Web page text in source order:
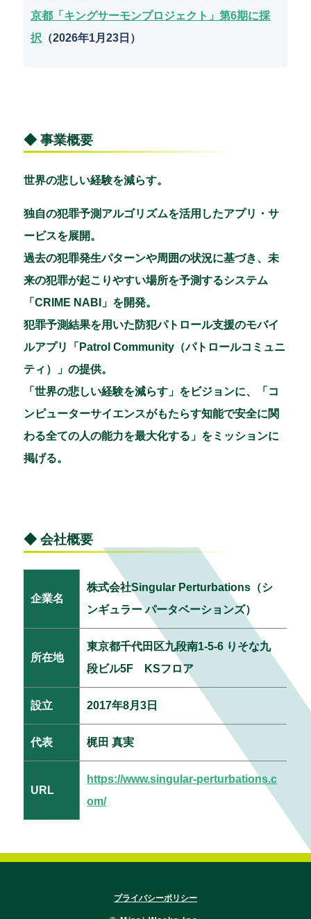
京都「キングサーモンプロジェクト」第6期に採
択 （2026年1月23日）
◆ 事業概要
世界の悲しい経験を減らす。
独自の犯罪予測アルゴリズムを活用したアプリ・サ
ービスを展開。
過去の犯罪発生パターンや周囲の状況に基づき、未
来の犯罪が起こりやすい場所を予測するシステム
「CRIME NABI」を開発。
犯罪予測結果を用いた防犯パトロール支援のモバイ
ルアプリ「Patrol Community（パトロールコミュニ
ティ）」の提供。
「世界の悲しい経験を減らす」をビジョンに、「コ
ンピューターサイエンスがもたらす知能で安全に関
わる全ての人の能力を最大化する」をミッションに
掲げる。
◆ 会社概要
企業名
株式会社Singular Perturbations（シ
ンギュラー パータベーションズ）
所在地
東京都千代田区九段南1-5-6 りそな九
段ビル5F KSフロア
設立 2017年8月3日
代表 梶田 真実
URL
https://www.singular-perturbations.c
om/
プライバシーポリシー